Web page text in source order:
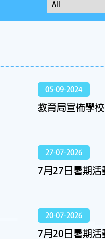
05-09-2024
教育局宣佈學
27-07-2026
7月27日暑期活
20-07-2026
7月20日暑期活